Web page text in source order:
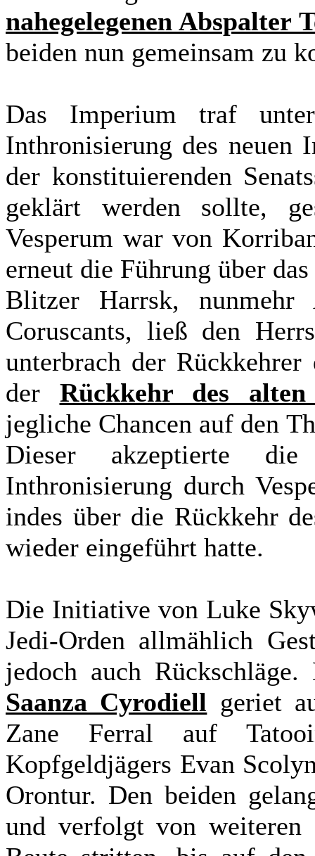
nahegelegenen Abspalter
beiden nun gemeinsam zu
Das Imperium traf
Inthronisierung des neuen
der konstituierenden
geklärt werden sollte,
Vesperum war von
erneut die Führung über
Blitzer Harrsk, nunmehr
Coruscants, ließ den
unterbrach der
der Rückkehr des alten
jegliche Chancen auf den
Dieser akzeptierte
Inthronisierung durch
indes über die Rückkehr
wieder eingeführt hatte.
Die Initiative von Luke
Jedi-Orden allmählich
jedoch auch Rückschläge.
Saanza Cyrodiell geriet
Zane Ferral auf
Kopfgeldjägers Evan
Orontur. Den beiden
und verfolgt von